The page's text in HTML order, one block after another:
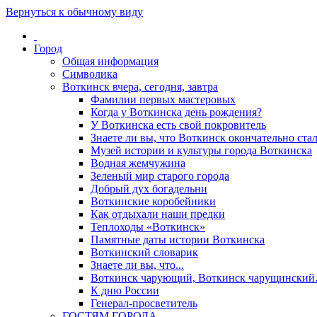
Вернуться к обычному виду
Город
Общая информация
Символика
Воткинск вчера, сегодня, завтра
Фамилии первых мастеровых
Когда у Воткинска день рождения?
У Воткинска есть свой покровитель
Знаете ли вы, что Воткинск окончательно
Музей истории и культуры города Воткинска
Водная жемчужина
Зеленый мир старого города
Добрый дух богадельни
Воткинские коробейники
Как отдыхали наши предки
Теплоходы «Воткинск»
Памятные даты истории Воткинска
Воткинский словарик
Знаете ли вы, что...
Воткинск чарующий, Воткинск
К дню России
Генерал-просветитель